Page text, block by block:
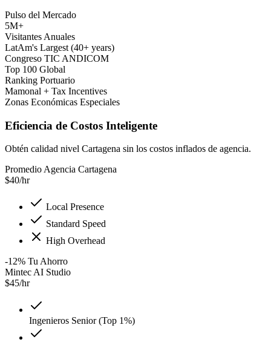
Pulso del Mercado
5M+
Visitantes Anuales
LatAm's Largest (40+ years)
Congreso TIC ANDICOM
Top 100 Global
Ranking Portuario
Mamonal + Tax Incentives
Zonas Económicas Especiales
Eficiencia de Costos Inteligente
Obtén calidad nivel Cartagena sin los costos inflados de agencia.
Promedio Agencia Cartagena
$40/hr
Local Presence
Standard Speed
High Overhead
-12% Tu Ahorro
Mintec AI Studio
$45/hr
Ingenieros Senior (Top 1%)